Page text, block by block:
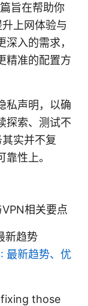
旨在帮助你
上网体验与
入的需求，
精准的配置方
私声明，以确
探索、测试不
实并不复
性上。
相关要点
新趋势
新趋势、优
those